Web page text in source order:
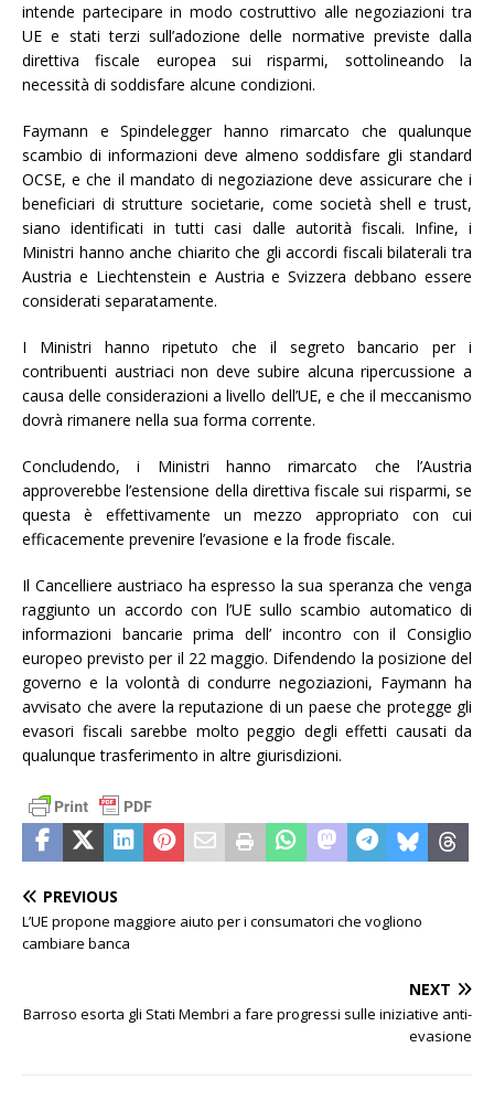
intende partecipare in modo costruttivo alle negoziazioni tra
UE e stati terzi sull’adozione delle normative previste dalla
direttiva fiscale europea sui risparmi, sottolineando la
necessità di soddisfare alcune condizioni.
Faymann e Spindelegger hanno rimarcato che qualunque
scambio di informazioni deve almeno soddisfare gli standard
OCSE, e che il mandato di negoziazione deve assicurare che i
beneficiari di strutture societarie, come società shell e trust,
siano identificati in tutti casi dalle autorità fiscali. Infine, i
Ministri hanno anche chiarito che gli accordi fiscali bilaterali tra
Austria e Liechtenstein e Austria e Svizzera debbano essere
considerati separatamente.
I Ministri hanno ripetuto che il segreto bancario per i
contribuenti austriaci non deve subire alcuna ripercussione a
causa delle considerazioni a livello dell’UE, e che il meccanismo
dovrà rimanere nella sua forma corrente.
Concludendo, i Ministri hanno rimarcato che l’Austria
approverebbe l’estensione della direttiva fiscale sui risparmi, se
questa è effettivamente un mezzo appropriato con cui
efficacemente prevenire l’evasione e la frode fiscale.
Il Cancelliere austriaco ha espresso la sua speranza che venga
raggiunto un accordo con l’UE sullo scambio automatico di
informazioni bancarie prima dell’ incontro con il Consiglio
europeo previsto per il 22 maggio. Difendendo la posizione del
governo e la volontà di condurre negoziazioni, Faymann ha
avvisato che avere la reputazione di un paese che protegge gli
evasori fiscali sarebbe molto peggio degli effetti causati da
qualunque trasferimento in altre giurisdizioni.
PREVIOUS
L’UE propone maggiore aiuto per i consumatori che vogliono
cambiare banca
NEXT
Barroso esorta gli Stati Membri a fare progressi sulle iniziative anti-
evasione